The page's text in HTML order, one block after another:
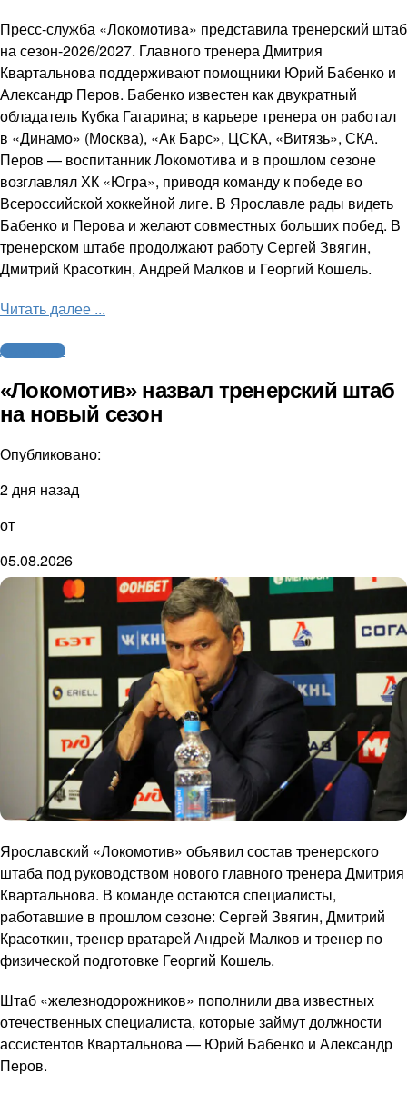
Пресс-служба «Локомотива» представила тренерский штаб
на сезон-2026/2027. Главного тренера Дмитрия
Квартальнова поддерживают помощники Юрий Бабенко и
Александр Перов. Бабенко известен как двукратный
обладатель Кубка Гагарина; в карьере тренера он работал
в «Динамо» (Москва), «Ак Барс», ЦСКА, «Витязь», СКА.
Перов — воспитанник Локомотива и в прошлом сезоне
возглавлял ХК «Югра», приводя команду к победе во
Всероссийской хоккейной лиге. В Ярославле рады видеть
Бабенко и Перова и желают совместных больших побед. В
тренерском штабе продолжают работу Сергей Звягин,
Дмитрий Красоткин, Андрей Малков и Георгий Кошель.
Читать далее ...
Другие виды
«Локомотив» назвал тренерский штаб
на новый сезон
Опубликовано:
2 дня назад
от
05.08.2026
Ярославский «Локомотив» объявил состав тренерского
штаба под руководством нового главного тренера Дмитрия
Квартальнова. В команде остаются специалисты,
работавшие в прошлом сезоне: Сергей Звягин, Дмитрий
Красоткин, тренер вратарей Андрей Малков и тренер по
физической подготовке Георгий Кошель.
Штаб «железнодорожников» пополнили два известных
отечественных специалиста, которые займут должности
ассистентов Квартальнова — Юрий Бабенко и Александр
Перов.